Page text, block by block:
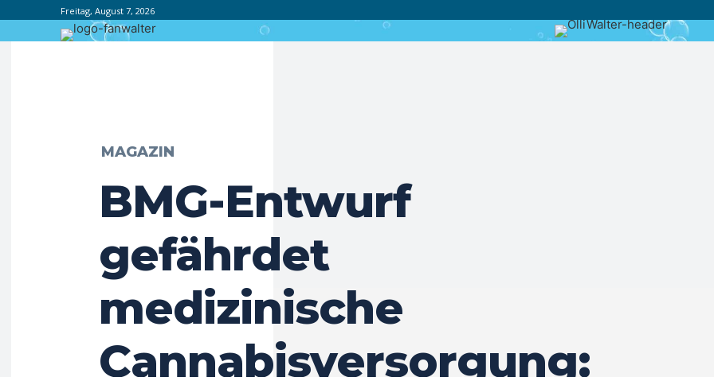
Freitag, August 7, 2026
MAGAZIN
BMG-Entwurf
gefährdet
medizinische
Cannabisversorgung: